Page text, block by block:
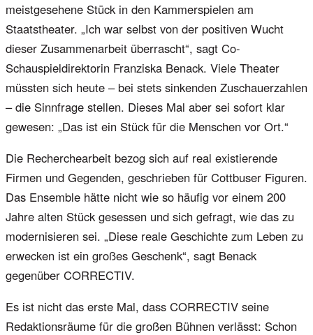
meistgesehene Stück in den Kammerspielen am
Staatstheater. „Ich war selbst von der positiven Wucht
dieser Zusammenarbeit überrascht“, sagt Co-
Schauspieldirektorin Franziska Benack. Viele Theater
müssten sich heute – bei stets sinkenden Zuschauerzahlen
– die Sinnfrage stellen. Dieses Mal aber sei sofort klar
gewesen: „Das ist ein Stück für die Menschen vor Ort.“
Die Recherchearbeit bezog sich auf real existierende
Firmen und Gegenden, geschrieben für Cottbuser Figuren.
Das Ensemble hätte nicht wie so häufig vor einem 200
Jahre alten Stück gesessen und sich gefragt, wie das zu
modernisieren sei. „Diese reale Geschichte zum Leben zu
erwecken ist ein großes Geschenk“, sagt Benack
gegenüber CORRECTIV.
Es ist nicht das erste Mal, dass CORRECTIV seine
Redaktionsräume für die großen Bühnen verlässt: Schon